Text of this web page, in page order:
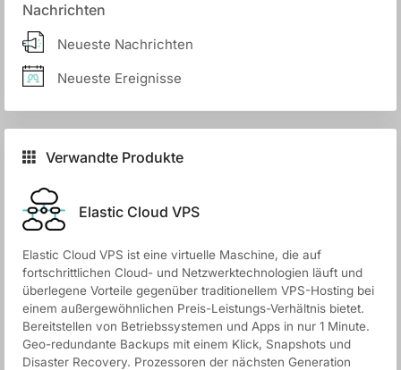
Nachrichten
Neueste Nachrichten
Neueste Ereignisse
Verwandte Produkte
Elastic Cloud VPS
Elastic Cloud VPS ist eine virtuelle Maschine, die auf
fortschrittlichen Cloud- und Netzwerktechnologien läuft und
überlegene Vorteile gegenüber traditionellem VPS-Hosting bei
einem außergewöhnlichen Preis-Leistungs-Verhältnis bietet.
Bereitstellen von Betriebssystemen und Apps in nur 1 Minute.
Geo-redundante Backups mit einem Klick, Snapshots und
Disaster Recovery. Prozessoren der nächsten Generation